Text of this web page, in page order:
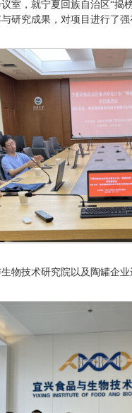
室，就宁夏回族自治区“
研究成果，对项目进行了强
物技术研究院以及陶罐企业